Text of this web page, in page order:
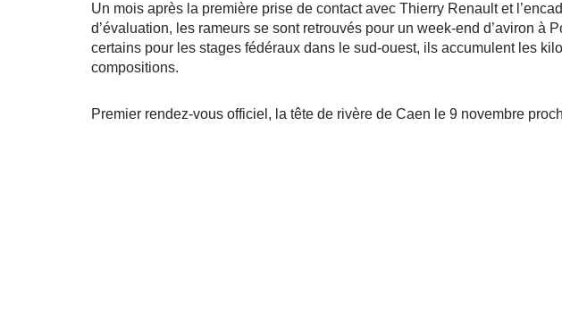
Un mois après la première prise de contact avec Thierry Renault et
d’évaluation, les rameurs se sont retrouvés pour un week-end d’aviron à
certains pour les stages fédéraux dans le sud-ouest, ils accumulent les
compositions.
Premier rendez-vous officiel, la tête de rivère de Caen le 9 novembre